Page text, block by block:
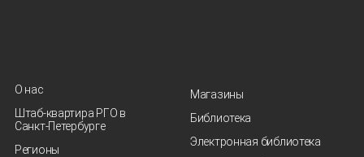
О нас
Штаб-квартира РГО в
Санкт‑Петербурге
Регионы
Магазины
Библиотека
Электронная библиотека